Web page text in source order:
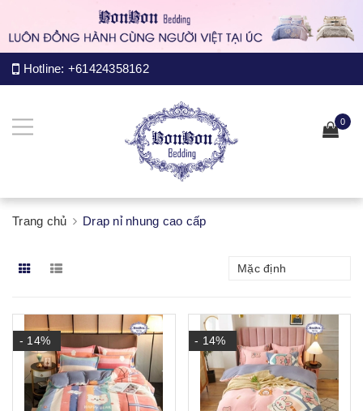
Hotline: +61424358162
0
Trang chủ Drap nỉ nhung cao cấp
Mặc định
- 14% - 14%